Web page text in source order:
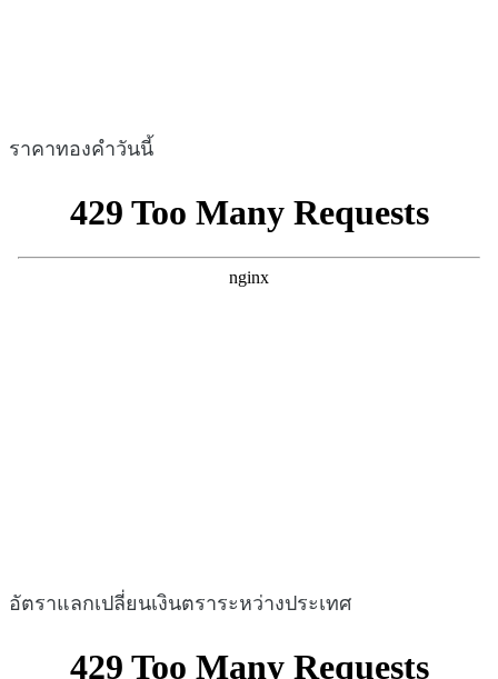
ราคาทองคำวันนี้
อัตราแลกเปลี่ยนเงินตราระหว่างประเทศ